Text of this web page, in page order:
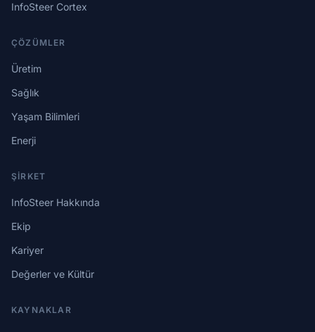
InfoSteer Cortex
ÇÖZÜMLER
Üretim
Sağlık
Yaşam Bilimleri
Enerji
ŞIRKET
InfoSteer Hakkında
Ekip
Kariyer
Değerler ve Kültür
KAYNAKLAR